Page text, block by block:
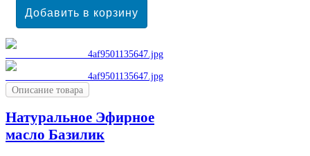
Описание товара
Натуральное Эфирное
масло Базилик